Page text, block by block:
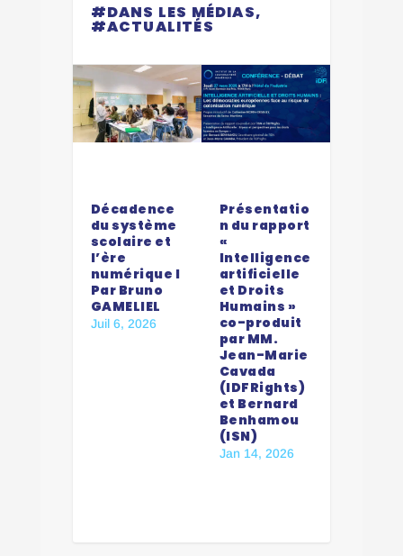
#DANS LES MÉDIAS,
#ACTUALITÉS
Décadence
du système
scolaire et
l’ère
numérique I
Par Bruno
GAMELIEL
Juil 6, 2026
Présentatio
n du rapport
«
Intelligence
artificielle
et Droits
Humains »
co-produit
par MM.
Jean-Marie
Cavada
(IDFRights)
et Bernard
Benhamou
(ISN)
Jan 14, 2026